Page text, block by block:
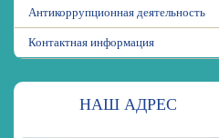
Антикоррупционная деятельность
Контактная информация
НАШ АДРЕС